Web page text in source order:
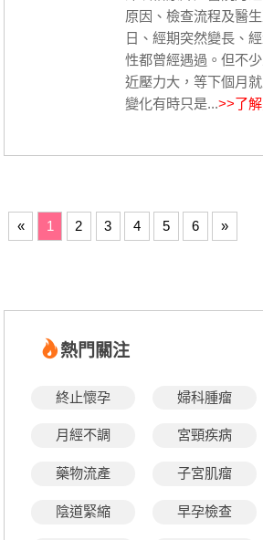
原因、檢查流程及醫
日、經期突然變長、
性都曾經遇過。但不
近壓力大，等下個月
變化有時只是...>>了
« 1 2 3 4 5 6 »
熱門關注
終止懷孕 婦科腫瘤
月經不調 宮頸疾病
藥物流產 子宮肌瘤
陰道緊縮 早孕檢查